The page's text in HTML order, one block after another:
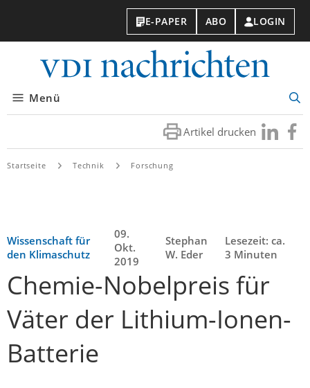
E-PAPER ABO LOGIN
Menü
Artikel drucken Besuchen
Sie
Sie
Startseite Technik Forschung
Wissenschaft für
den Klimaschutz
09.
Okt.
2019
Stephan
W. Eder
Lesezeit: ca.
3 Minuten
Chemie-Nobelpreis für
Väter der Lithium-Ionen-
Batterie